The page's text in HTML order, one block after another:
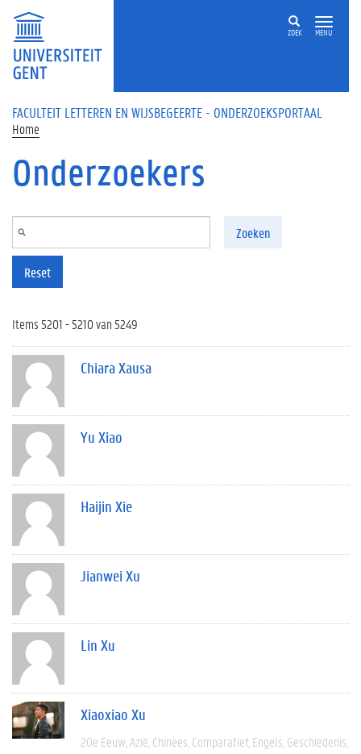
Overslaan en naar de inhoud gaan
ZOEK MENU
FACULTEIT LETTEREN EN WIJSBEGEERTE - ONDERZOEKSPORTAAL
Home
Onderzoekers
Zoeken
Reset
Items 5201 - 5210 van 5249
Chiara Xausa
Yu Xiao
Haijin Xie
Jianwei Xu
Lin Xu
Xiaoxiao Xu
20e Eeuw Azië Chinees Comparatief Engels Geschiedenis